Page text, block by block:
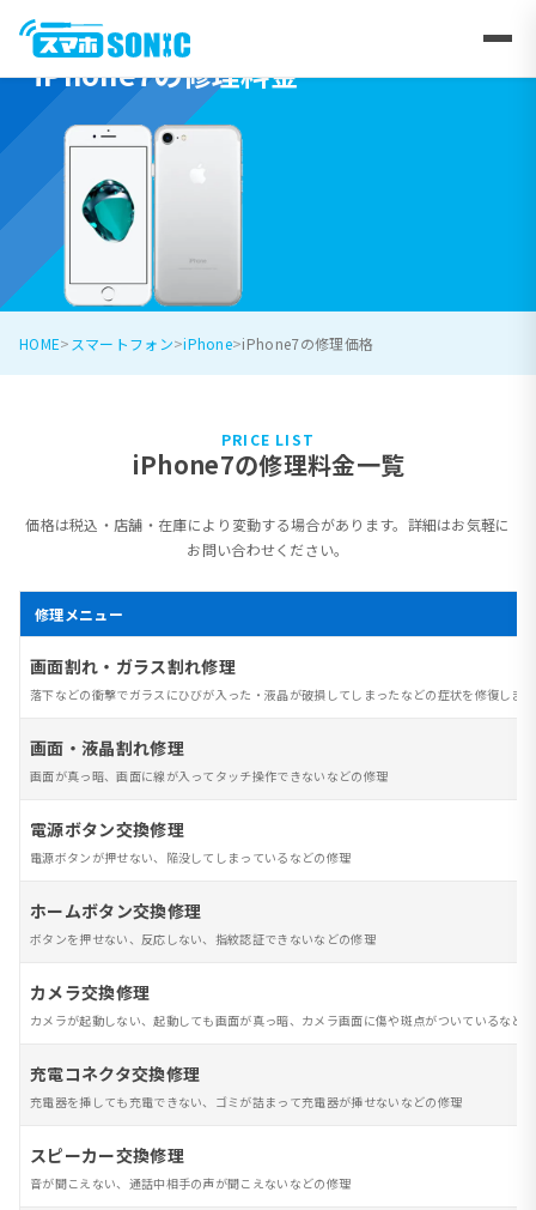
iPhone7の修理料金
HOME スマートフォン iPhone iPhone7の修理価格
PRICE LIST
iPhone7の修理料金一覧
価格は税込・店舗・在庫により変動する場合があります。詳細はお気軽に
お問い合わせください。
修理メニュー
画面割れ・ガラス割れ修理
落下などの衝撃でガラスにひびが入った・液晶が破損してしまったなどの症状を修復しま
画面・液晶割れ修理
画面が真っ暗、画面に線が入ってタッチ操作できないなどの修理
電源ボタン交換修理
電源ボタンが押せない、陥没してしまっているなどの修理
ホームボタン交換修理
ボタンを押せない、反応しない、指紋認証できないなどの修理
カメラ交換修理
カメラが起動しない、起動しても画面が真っ暗、カメラ画面に傷や斑点がついているなど
充電コネクタ交換修理
充電器を挿しても充電できない、ゴミが詰まって充電器が挿せないなどの修理
スピーカー交換修理
音が聞こえない、通話中相手の声が聞こえないなどの修理